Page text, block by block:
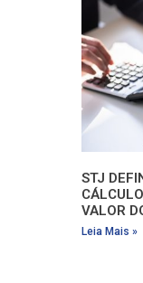
STJ
VALOR
Leia Mais »